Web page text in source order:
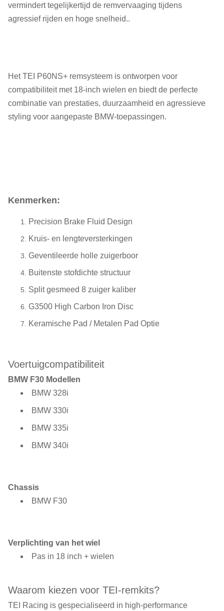
vermindert tegelijkertijd de remvervaaging tijdens
agressief rijden en hoge snelheid..
Het TEI P60NS+ remsysteem is ontworpen voor
compatibiliteit met 18-inch wielen en biedt de perfecte
combinatie van prestaties, duurzaamheid en agressieve
styling voor aangepaste BMW-toepassingen.
Kenmerken:
Precision Brake Fluid Design
Kruis- en lengteversterkingen
Geventileerde holle zuigerboor
Buitenste stofdichte structuur
Split gesmeed 8 zuiger kaliber
G3500 High Carbon Iron Disc
Keramische Pad / Metalen Pad Optie
Voertuigcompatibiliteit
BMW F30 Modellen
BMW 328i
BMW 330i
BMW 335i
BMW 340i
Chassis
BMW F30
Verplichting van het wiel
Pas in 18 inch + wielen
Waarom kiezen voor TEI-remkits?
TEI Racing is gespecialiseerd in high-performance